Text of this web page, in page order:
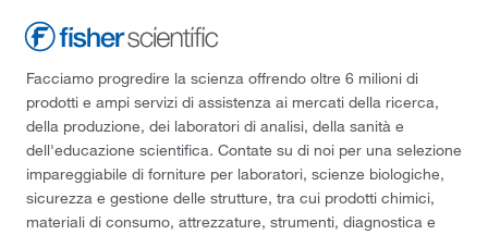
Facciamo progredire la scienza offrendo oltre 6 milioni di
prodotti e ampi servizi di assistenza ai mercati della ricerca,
della produzione, dei laboratori di analisi, della sanità e
dell'educazione scientifica. Contate su di noi per una selezione
impareggiabile di forniture per laboratori, scienze biologiche,
sicurezza e gestione delle strutture, tra cui prodotti chimici,
materiali di consumo, attrezzature, strumenti, diagnostica e